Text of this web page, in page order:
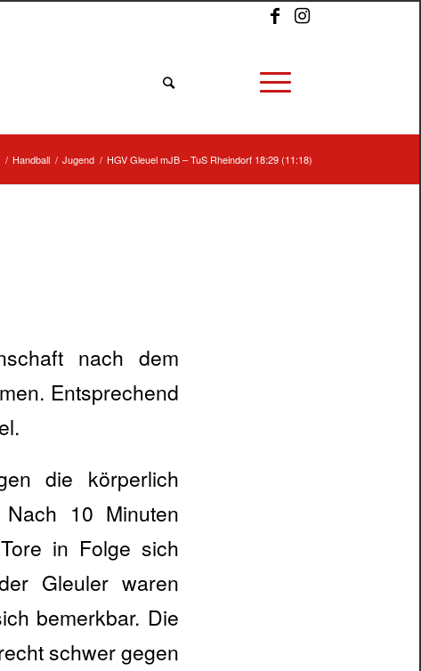
/ Handball / Jugend / HGV Gleuel mJB – TuS Rheindorf 18:29 (11:18)
nach dem
Entsprechend
die körperlich
10 Minuten
in Folge sich
Gleuler waren
bemerkbar. Die
schwer gegen